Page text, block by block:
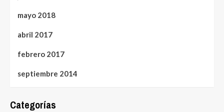
mayo 2018
abril 2017
febrero 2017
septiembre 2014
Categorías